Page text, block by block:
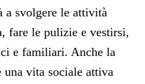
a svolgere le attività
fare le pulizie e vestirsi,
e familiari. Anche la
una vita sociale attiva